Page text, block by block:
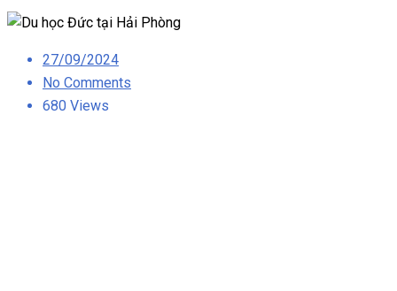
Posted
on
27/09/2024
No Comments
680 Views